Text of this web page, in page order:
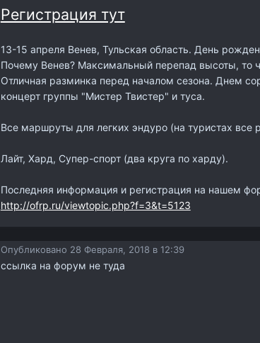
Регистрация тут
13-15 апреля Венев, Тульская область. День
Почему Венев? Максимальный перепад высоты, то
Отличная разминка перед началом сезона. Днем
концерт группы "Мистер Твистер" и туса.
Все маршруты для легких эндуро (на туристах все
Лайт, Хард, Супер-спорт (два круга по харду).
Последняя информация и регистрация на нашем
http://ofrp.ru/viewtopic.php?f=3&t=5123
Опубликовано 28 Февраля, 2018 в 12:39
ссылка на форум не туда